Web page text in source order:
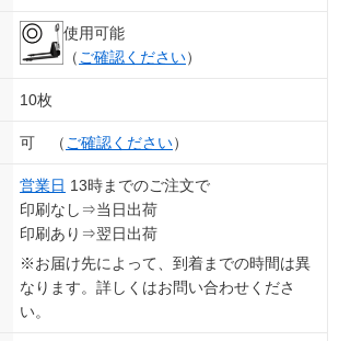
使用可能
（ ご確認ください）
10枚
可 （ ご確認ください）
営業日 13時までのご注文で
印刷なし⇒当日出荷
印刷あり⇒翌日出荷
※お届け先によって、到着までの時間は異
なります。詳しくはお問い合わせくださ
い。